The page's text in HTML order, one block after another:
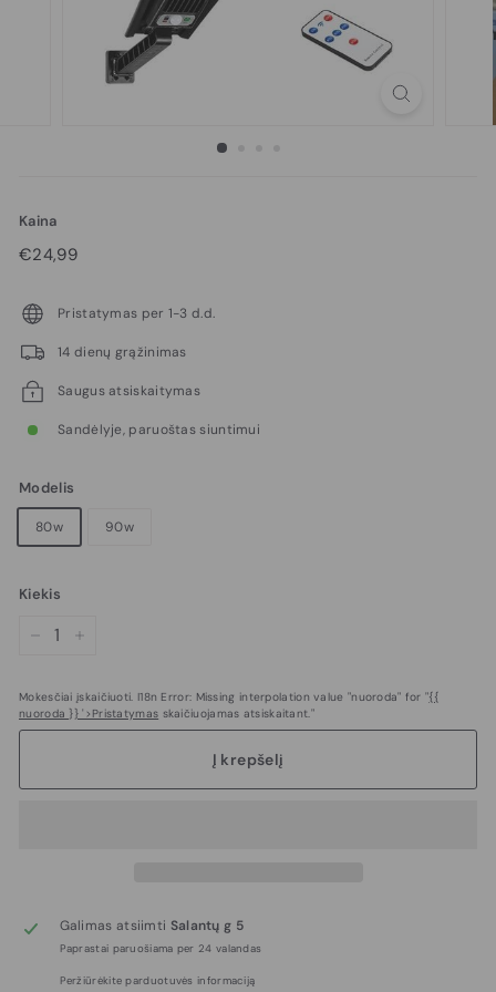
Kaina
Reguliari
€24,99€24,99
Pristatymas per 1-3 d.d.
14 dienų grąžinimas
Saugus atsiskaitymas
Sandėlyje, paruoštas siuntimui
Modelis
80w 90w
Kiekis
Mokesčiai įskaičiuoti. I18n Error: Missing interpolation value "nuoroda" for "{{
nuoroda }} '>Pristatymas skaičiuojamas atsiskaitant."
Į krepšelį
Galimas atsiimti Salantų g 5
Paprastai paruošiama per 24 valandas
Peržiūrėkite parduotuvės informaciją